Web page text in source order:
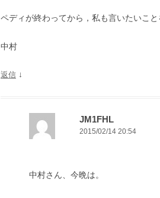
ペディが終わってから，私も言いたいこと
中村
返信 ↓
JM1FHL
2015/02/14 20:54
中村さん、今晩は。